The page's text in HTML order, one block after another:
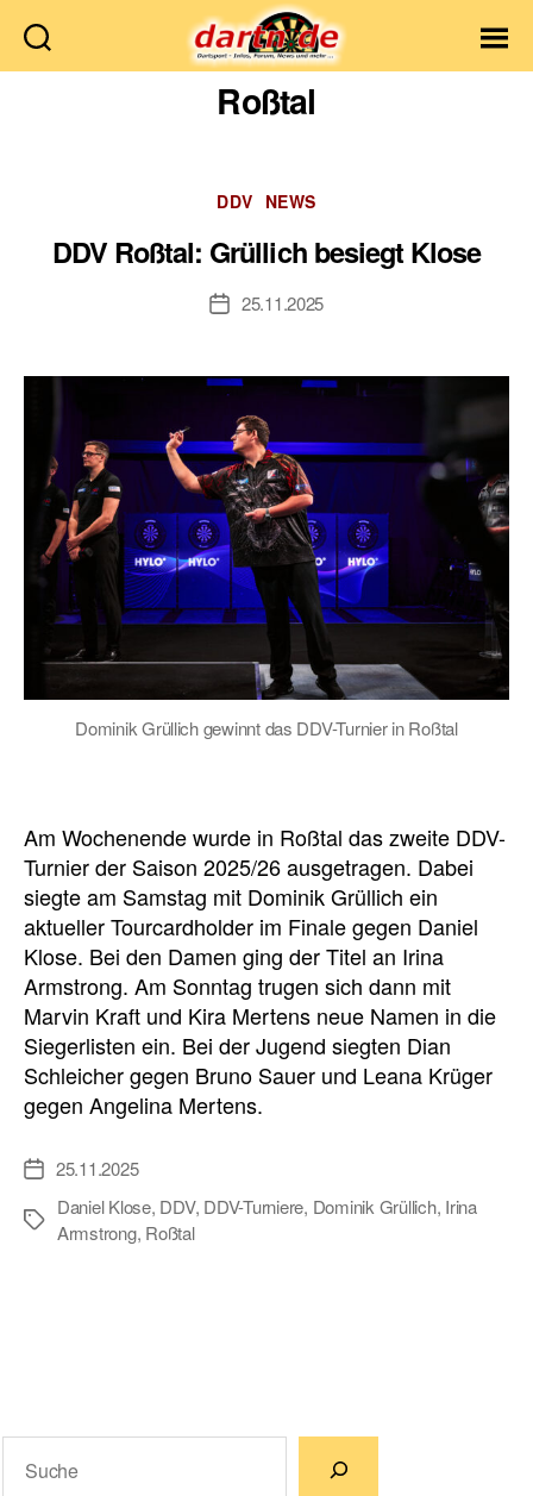
Dartn.de
Roßtal
Kategorien
DDV NEWS
DDV Roßtal: Grüllich besiegt Klose
Veröffentlichungsdatum
25.11.2025
Dominik Grüllich gewinnt das DDV-Turnier in Roßtal
Am Wochenende wurde in Roßtal das zweite DDV-
Turnier der Saison 2025/26 ausgetragen. Dabei
siegte am Samstag mit Dominik Grüllich ein
aktueller Tourcardholder im Finale gegen Daniel
Klose. Bei den Damen ging der Titel an Irina
Armstrong. Am Sonntag trugen sich dann mit
Marvin Kraft und Kira Mertens neue Namen in die
Siegerlisten ein. Bei der Jugend siegten Dian
Schleicher gegen Bruno Sauer und Leana Krüger
gegen Angelina Mertens.
Veröffentlichungsdatum
25.11.2025
Schlagwörter
Daniel Klose, DDV, DDV-Turniere, Dominik Grüllich, Irina
Armstrong, Roßtal